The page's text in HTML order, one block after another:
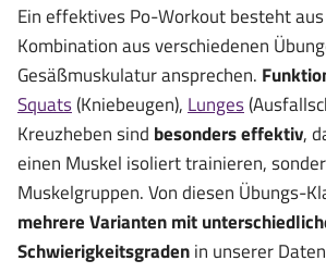
Ein effektives Po-Workout besteht
Kombination aus verschiedenen
Gesäßmuskulatur ansprechen.
Squats(Kniebeugen), Lunges
Kreuzheben sind besonders effektiv,
einen Muskel isoliert trainieren,
Muskelgruppen. Von diesen Übungs-
mehrere Varianten mit
Schwierigkeitsgradenin unserer